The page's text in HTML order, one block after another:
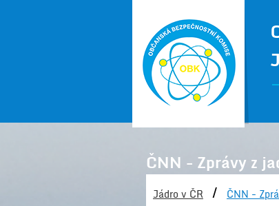
ČNN - Zprávy z
Jádro v ČR / ČNN -